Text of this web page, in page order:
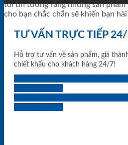
tôi tin tưởng rằng những sản
cho bạn chắc chắn sẽ khiến bạn
TƯ VẤN TRỰC TIẾP
Hỗ trợ tư vấn về sản phẩm, giá
chiết khấu cho khách hàng 24/7!